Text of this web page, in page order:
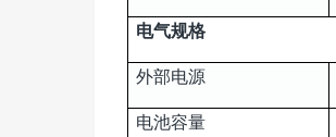
电气规格
外部电源
电池容量